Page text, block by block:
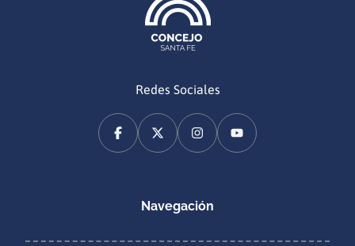
Redes Sociales
Navegación